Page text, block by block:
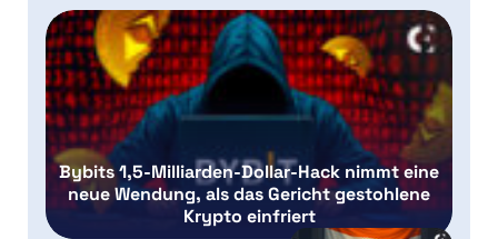
Bybits 1,5-Milliarden-Dollar-Hack nimmt eine
neue Wendung, als das Gericht gestohlene
Krypto einfriert